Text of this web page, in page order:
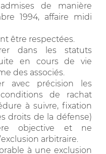
de manière
1994, affaire midi
être respectées.
dans les statuts
en cours de vie
des associés.
avec précision les
de rachat
à suivre, fixation
droits de la défense)
objective et ne
arbitraire.
à une exclusion